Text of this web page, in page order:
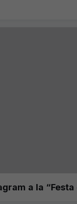
a la “Festa